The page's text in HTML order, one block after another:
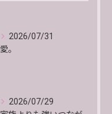
2026/07/31
愛。
2026/07/29